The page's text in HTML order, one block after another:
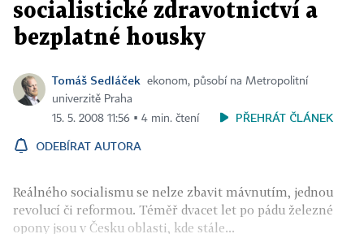
socialistické zdravotnictví a
bezplatné housky
Tomáš Sedláček
ekonom, působí na Metropolitní
univerzitě Praha
15. 5. 2008 11:56 ▪ 4 min. čtení
PŘEHRÁT ČLÁNEK
ODEBÍRAT AUTORA
Reálného socialismu se nelze zbavit mávnutím, jednou
revolucí či reformou. Téměř dvacet let po pádu železné
opony jsou v Česku oblasti, kde stále...